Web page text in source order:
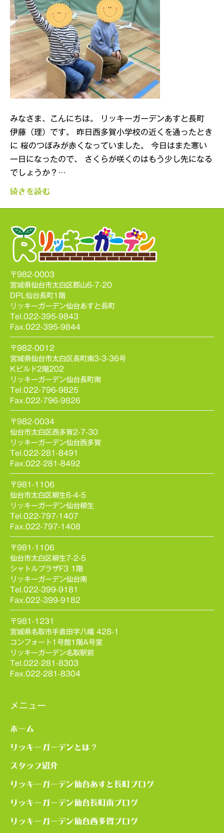
みなさま、こんにちは。 リッキーガーデンあすと長町
伊藤（理）です。 昨日西多賀小学校の近くを通ったとき
に 桜のつぼみが赤くなっていました。 今日はまた寒い
一日になったので、 さくらが咲くのはもう少し先になる
でしょうか？…
続きを読む
〒982-0003
宮城県仙台市太白区郡山6-7-20
DPL仙台長町1階
リッキーガーデン仙台あすと長町
Tel.022-395-9843
Fax.022-395-9844
〒982-0012
宮城県仙台市太白区長町南3-3-36号
Kビルド2階202
リッキーガーデン仙台長町南
Tel.022-796-9825
Fax.022-796-9826
〒982-0034
仙台市太白区西多賀2-7-30
リッキーガーデン仙台西多賀
Tel.022-281-8491
Fax.022-281-8492
〒981-1106
仙台市太白区柳生6-4-5
リッキーガーデン仙台柳生
Tel.022-797-1407
Fax.022-797-1408
〒981-1106
仙台市太白区柳生7-2-5
シャトルプラザF3 1階
リッキーガーデン仙台南
Tel.022-399-9181
Fax.022-399-9182
〒981-1231
宮城県名取市手倉田字八幡 428-1
コンフォート1号館1階A号室
リッキーガーデン名取駅前
Tel.022-281-8303
Fax.022-281-8304
メニュー
ホーム
リッキーガーデンとは？
スタッフ紹介
リッキーガーデン仙台あすと長町ブログ
リッキーガーデン仙台長町南ブログ
リッキーガーデン仙台西多賀ブログ